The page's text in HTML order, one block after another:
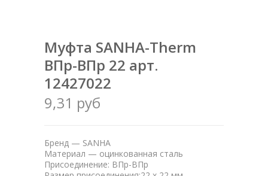
Муфта SANHA-Therm
ВПр-ВПр 22 арт.
12427022
9,31 руб
Бренд — SANHA
Материал — оцинкованная сталь
Присоединение: ВПр-ВПр